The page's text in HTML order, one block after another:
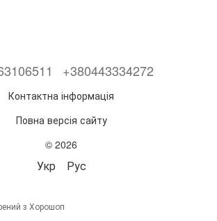
+380443334272
Контактна інформація
Повна версія сайту
© 2026
Укр Рус
з Хорошоп